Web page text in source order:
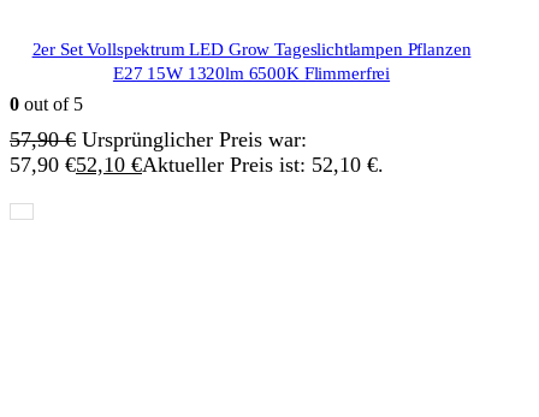
2er Set Vollspektrum LED Grow Tageslichtlampen Pflanzen
E27 15W 1320lm 6500K Flimmerfrei
0 out of 5
57,90€ Ursprünglicher Preis war:
57,90 €52,10 €Aktueller Preis ist: 52,10 €.